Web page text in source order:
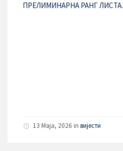
ПРЕЛИМИНАРНА РАНГ ЛИСТА.
13 Maja, 2026 in вијести